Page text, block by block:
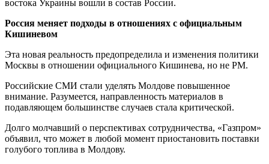
востока Украины вошли в состав России.
Россия меняет подходы в отношениях с официальным
Кишиневом
Эта новая реальность предопределила и изменения политики
Москвы в отношении официального Кишинева, но не РМ.
Российские СМИ стали уделять Молдове повышенное
внимание. Разумеется, направленность материалов в
подавляющем большинстве случаев стала критической.
Долго молчавший о перспективах сотрудничества, «Газпром»
объявил, что может в любой момент приостановить поставки
голубого топлива в Молдову.